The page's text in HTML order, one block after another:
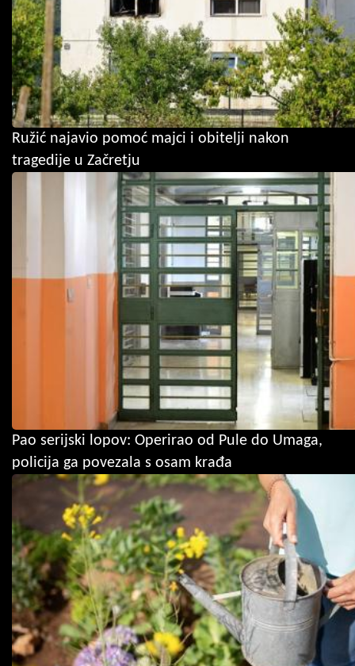
Ružić najavio pomoć majci i obitelji nakon
tragedije u Začretju
Pao serijski lopov: Operirao od Pule do Umaga,
policija ga povezala s osam krađa